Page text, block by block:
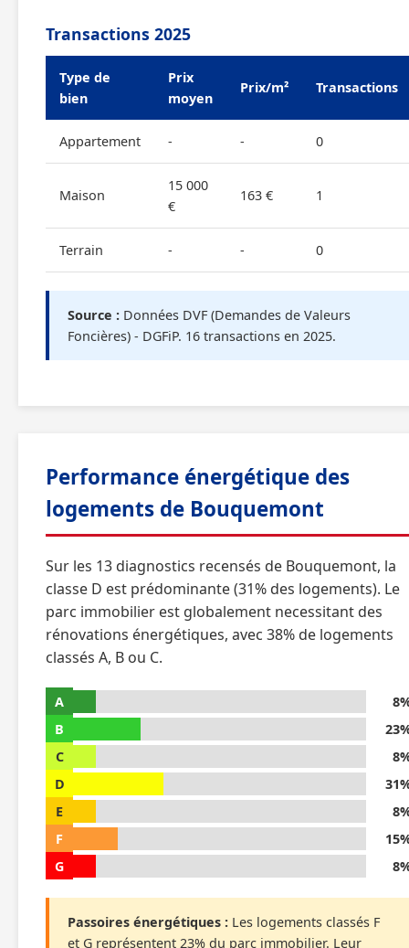
Transactions 2025
Type de
bien
Prix
moyen
Prix/m² Transactions
Appartement - - 0
Maison
15 000
€
163 € 1
Terrain - - 0
Source : Données DVF (Demandes de Valeurs
Foncières) - DGFiP. 16 transactions en 2025.
Performance énergétique des
logements de Bouquemont
Sur les 13 diagnostics recensés de Bouquemont, la
classe D est prédominante (31% des logements). Le
parc immobilier est globalement necessitant des
rénovations énergétiques, avec 38% de logements
classés A, B ou C.
A
B
C
D
E
F
G
Passoires énergétiques : Les logements classés F
et G représentent 23% du parc immobilier. Leur